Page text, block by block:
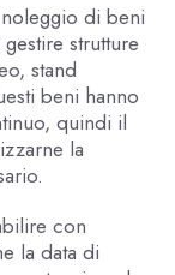
di beni
strutture
stand
beni hanno
quindi il
la
con
la data di